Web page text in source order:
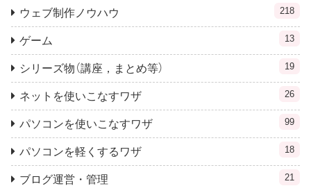
ウェブ制作ノウハウ 218
ゲーム 13
シリーズ物（講座，まとめ等） 19
ネットを使いこなすワザ 26
パソコンを使いこなすワザ 99
パソコンを軽くするワザ 18
ブログ運営・管理 21